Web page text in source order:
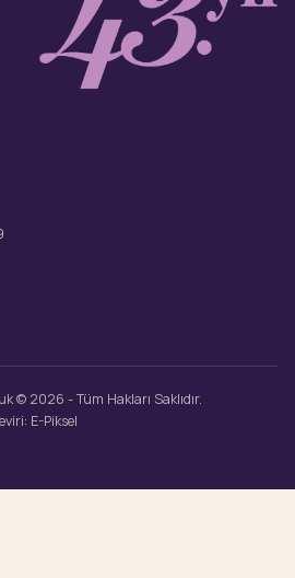
© 2026 - Tüm Hakları Saklıdır.
E-Piksel